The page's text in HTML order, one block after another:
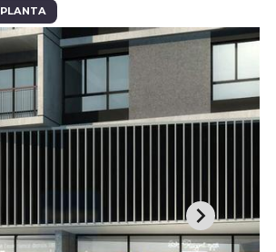
PLANTA